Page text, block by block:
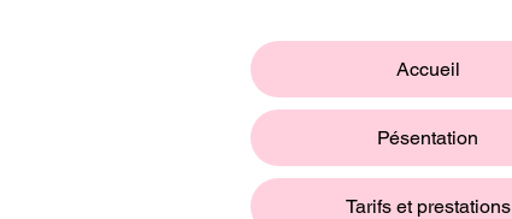
Accueil
Pésentation
Tarifs et prestations